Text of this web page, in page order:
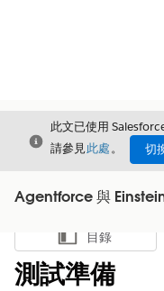
結束
此文已使用
請參見此處。 切
Agentforce 與
顯示目錄
目錄
測試準備